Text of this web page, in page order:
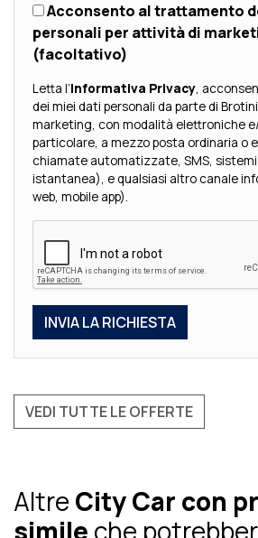
Acconsento al trattamento
personali per attività di
(facoltativo)
Letta l’Informativa Privacy,
dei miei dati personali da parte di Brotini S.p.A. per
marketing, con modalità elettroniche
particolare, a mezzo posta ordinaria o
chiamate automatizzate, SMS,
istantanea), e qualsiasi altro canale
web, mobile app).
VEDI TUTTE LE OFFERTE
AltreCity Car con